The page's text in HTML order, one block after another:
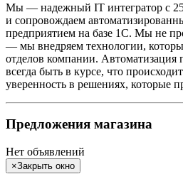
Мы — надежный IT интегратор с
и сопровождаем
предприятием на базе 1С. Мы не
— мы внедряем технологии,
отделов компании. Автоматизация
всегда быть в курсе, что
уверенность в решениях, которые
Предложения магазина
Нет объявлений
×Закрыть окно